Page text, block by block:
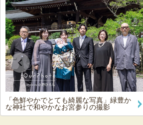
「色鮮やかでとても綺麗な写真」緑豊か
な神社で和やかなお宮参りの撮影